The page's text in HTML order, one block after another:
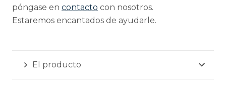
póngase en contacto con nosotros.
Estaremos encantados de ayudarle.
El producto